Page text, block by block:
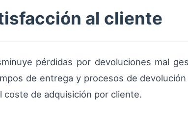
al cliente
pérdidas por devoluciones mal
de entrega y procesos de
coste de adquisición por cliente.